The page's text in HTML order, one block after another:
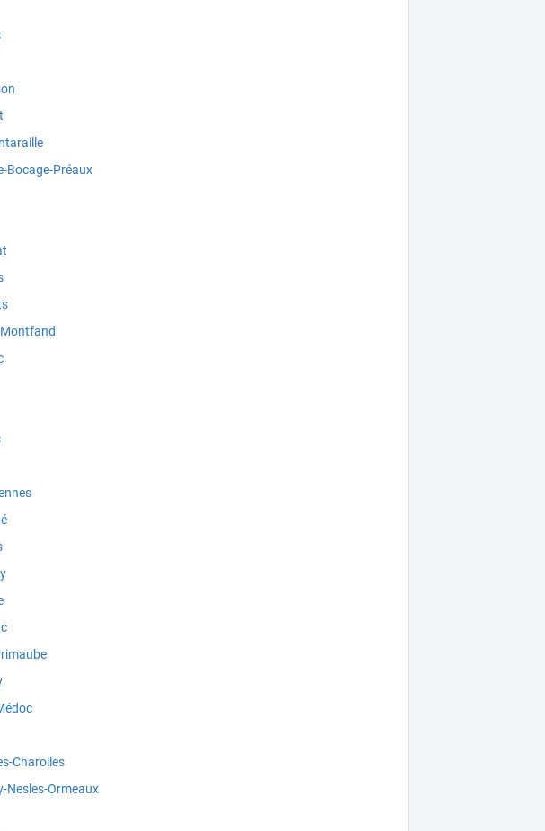
Bocage-Préaux
Charolles
Nesles-Ormeaux